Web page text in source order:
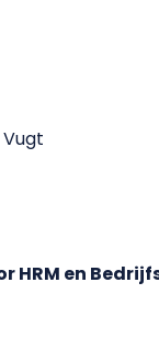
HRM en